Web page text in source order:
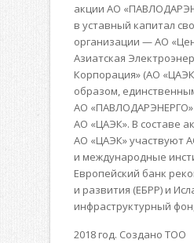
акции АО
в уставный капитал
организации — АО
Азиатская
Корпорация» (АО
образом,
АО «ПАВЛОДАРЭНЕРГО»
АО «ЦАЭК». В составе
АО «ЦАЭК» участвуют
и международные
Европейский банк
и развития (ЕБРР) и
инфраструктурный
2018 год. Создано ТОО